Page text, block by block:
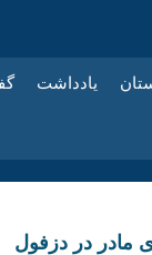
یادداشت
مادر در دزفول